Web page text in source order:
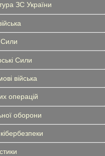
ЗС України
Сили
Сили
війська
операцій
оборони